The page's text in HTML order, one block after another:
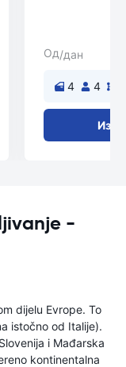
Од/дан
4 4
-
dijelu Evrope. To
istočno od Italije).
i Mađarska
kontinentalna